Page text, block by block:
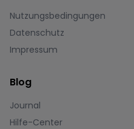
Nutzungsbedingungen
Datenschutz
Impressum
Blog
Journal
Hilfe-Center